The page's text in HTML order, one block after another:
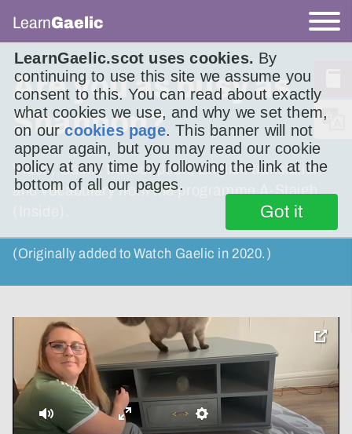
LearnGaelic.scot uses cookies. By
continuing to use this site we assume you
consent to this. You can read about exactly
what cookies we use, and why we set them,
on ourcookies page. This banner will not
appear again, but you may read our cookie
policy at any time by following the link at the
bottom of all our pages.
Got it
LearnGaelic
Are you as busy as
Shannon?
Video, Gaelic transcription, English translation
and vocabulary from the programme A-Staigh
(Originally added to Watch Gaelic in 2020.)
Mute Settings
Enter
toggle
over
video